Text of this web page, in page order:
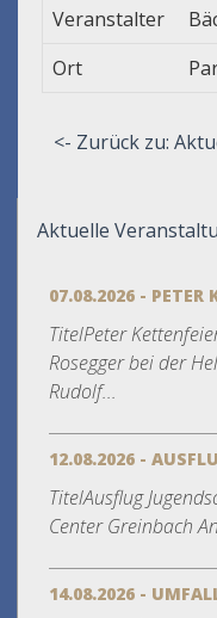
Veranstalter
Ort
<- Zurück zu:
Aktuelle
07.08.2026 - PETER
TitelPeter
Rosegger bei der
Rudolf...
12.08.2026 -
TitelAusflug
Center Greinbach
14.08.2026 -